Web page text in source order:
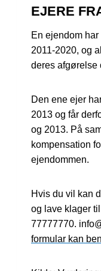
EJERE
En ejendom
2011-2020, og
deres afgørelse
Den ene ejer
2013 og får
og 2013. På
kompensation
ejendommen.
Hvis du vil kan
og lave klager
77777770.
formular kan